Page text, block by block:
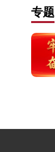
专题